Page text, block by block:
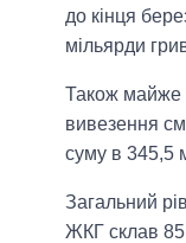
до кінця
мільярди
Також майже
вивезення
суму в 345,5
Загальний
ЖКГ склав